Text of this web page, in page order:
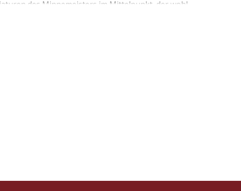
des Minnemeisters im Mittelpunkt, der wohl
Liederhandschrift. Mit dem Agnes-Zyklus im